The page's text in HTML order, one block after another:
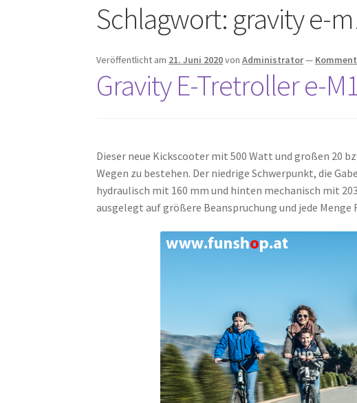
Schlagwort: gravity e-
Veröffentlicht am 21. Juni 2020vonAdministrator—
Gravity E-Tretroller e-
Dieser neue Kickscooter mit 500 Watt und großen 20
Wegen zu bestehen. Der niedrige Schwerpunkt, die
hydraulisch mit 160 mm und hinten mechanisch mit
ausgelegt auf größere Beanspruchung und jede Menge